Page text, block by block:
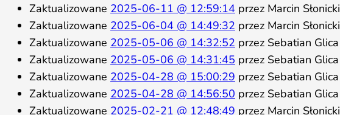
Zaktualizowane 2025-06-11 @ 12:59:14 przez Marcin Słonicki
Zaktualizowane 2025-06-04 @ 14:49:32 przez Marcin Słonicki
Zaktualizowane 2025-05-06 @ 14:32:52 przez Sebatian Glica
Zaktualizowane 2025-05-06 @ 14:31:45 przez Sebatian Glica
Zaktualizowane 2025-04-28 @ 15:00:29 przez Sebatian Glica
Zaktualizowane 2025-04-28 @ 14:56:50 przez Sebatian Glica
Zaktualizowane 2025-02-21 @ 12:48:49 przez Marcin Słonicki